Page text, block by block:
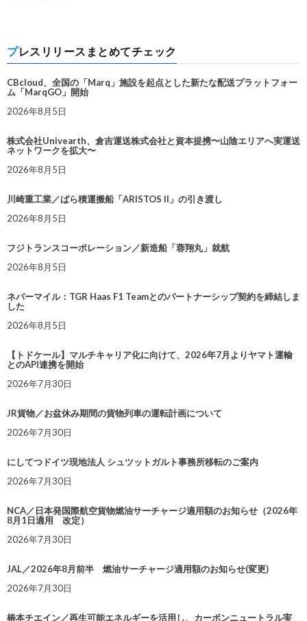
プレスリリースまとめてチェック
CBcloud、全国の「Marq」施設を起点とした新たな配送プラットフォー
ム「MarqGO」開始
2026年8月5日
株式会社Univearth、倉吉運送株式会社と資本提携〜山陰エリアへ実運送
ネットワークを拡大〜
2026年8月5日
川崎重工業／ばら積運搬船「ARISTOS II」の引き渡し
2026年8月5日
フジトランスコーポレーション／新造船「蓉翔丸」就航
2026年8月5日
ネバーマイル：TGR Haas F1 Teamとのパートナーシップ契約を締結しま
した
2026年8月5日
【トドケール】マルチキャリア化に向けて、2026年7月よりヤマト運輸
とのAPI連携を開始
2026年7月30日
JR貨物／お盆休み期間の貨物列車の運転計画について
2026年7月30日
にしてつドイツ現地法人 シュツットガルト事務所移転のご案内
2026年7月30日
NCA／日本発国際航空貨物燃油サーチャージ適用額のお知らせ（2026年
8月1日適用 改定）
2026年7月30日
JAL／2026年8月前半 燃油サーチャージ適用額のお知らせ(変更)
2026年7月30日
椿本チエイン／再生可能エネルギーを活用し、カーボンニュートラル実